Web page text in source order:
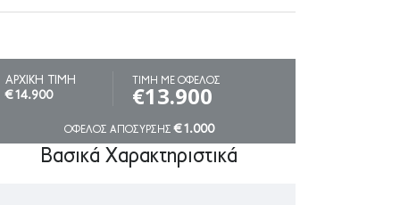
ΑΡΧΙΚΗ ΤΙΜΗ
€14.900
ΤΙΜΗ ΜΕ ΟΦΕΛΟΣ
€13.900
ΟΦΕΛΟΣ ΑΠΟΣΥΡΣΗΣ€1.000
Βασικά Χαρακτηριστικά